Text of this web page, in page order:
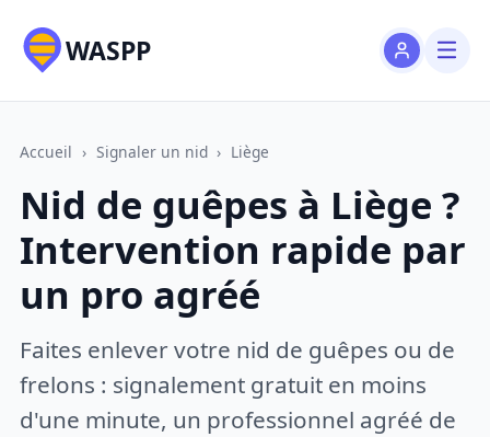
WASPP
Accueil › Signaler un nid › Liège
Nid de guêpes à Liège ?
Intervention rapide par
un pro agréé
Faites enlever votre nid de guêpes ou de
frelons : signalement gratuit en moins
d'une minute, un professionnel agréé de